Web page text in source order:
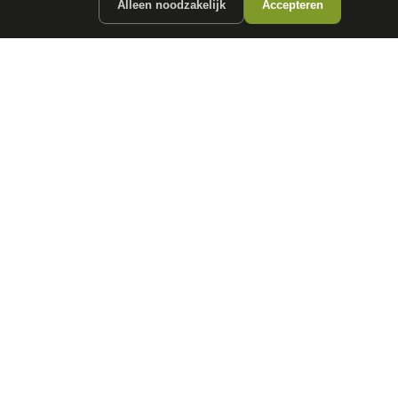
Alleen noodzakelijk Accepteren